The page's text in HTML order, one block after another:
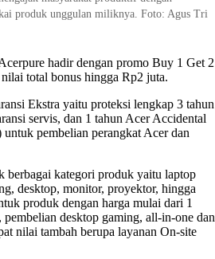
produk unggulan miliknya. Foto: Agus Tri
hadir dengan promo Buy 1 Get 2
total bonus hingga Rp2 juta.
Ekstra yaitu proteksi lengkap 3 tahun
servis, dan 1 tahun Acer Accidental
pembelian perangkat Acer dan
berbagai kategori produk yaitu laptop
desktop, monitor, proyektor, hingga
produk dengan harga mulai dari 1
pembelian desktop gaming, all-in-one dan
nilai tambah berupa layanan On-site